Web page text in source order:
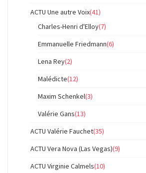
ACTU Une autre Voix(41)
Charles-Henri d'Elloy(7)
Emmanuelle Friedmann(6)
Lena Rey(2)
Malédicte(12)
Maxim Schenkel(3)
Valérie Gans(13)
ACTU Valérie Fauchet(35)
ACTU Vera Nova (Las Vegas)(9)
ACTU Virginie Calmels(10)